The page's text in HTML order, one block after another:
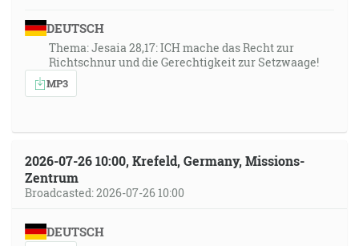
DEUTSCH
Thema: Jesaia 28,17: ICH mache das Recht zur
Richtschnur und die Gerechtigkeit zur Setzwaage!
MP3
2026-07-26 10:00, Krefeld, Germany, Missions-
Zentrum
Broadcasted: 2026-07-26 10:00
DEUTSCH